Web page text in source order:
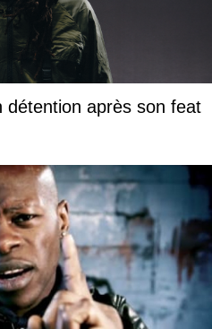
détention après son feat